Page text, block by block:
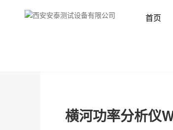
首页
横河功率分析仪